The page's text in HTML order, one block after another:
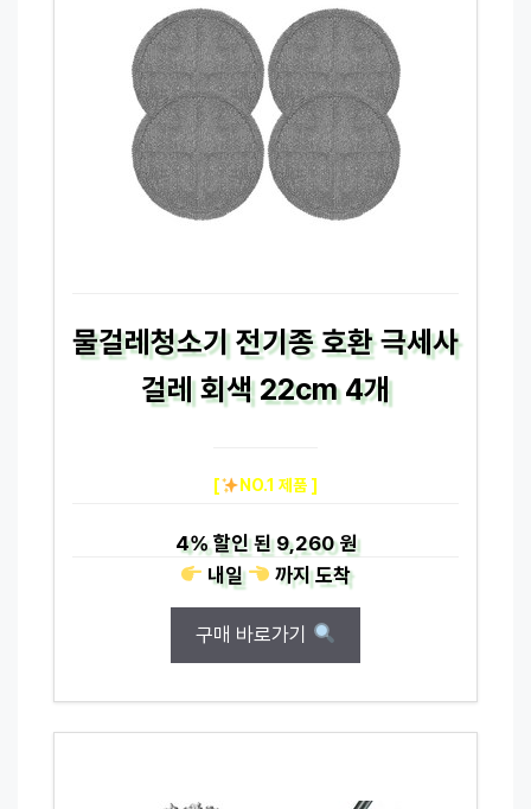
물걸레청소기 전기종 호환 극세사
걸레 회색 22cm 4개
[ NO.1 제품 ]
4%할인 된9,260 원
내일
까지도착
구매 바로가기